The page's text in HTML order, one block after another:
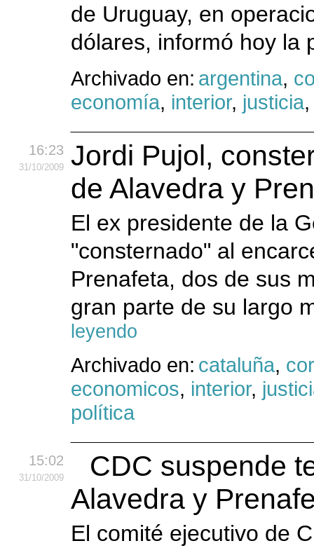
de Uruguay, en
dólares, informó hoy la
Archivado en: argentina,
economía, interior, justicia
16:23
31/10/2009
Jordi Pujol,
de Alavedra y
El ex presidente de la
"consternado" al
Prenafeta, dos de sus
gran parte de su largo
leyendo
Archivado en: cataluña,
economicos, interior,
política
15:02
31/10/2009
CDC suspende
Alavedra y
El comité ejecutivo de